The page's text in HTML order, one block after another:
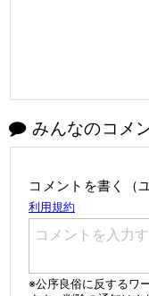
みんなのコメ
コメントを書く（